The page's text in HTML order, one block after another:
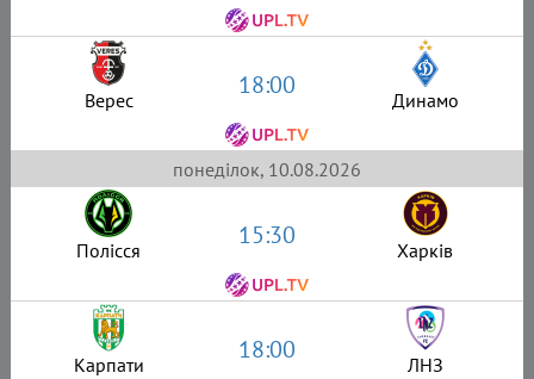
Верес 18:00 Динамо
понеділок, 10.08.2026
Полісся 15:30 Харків
Карпати 18:00 ЛНЗ